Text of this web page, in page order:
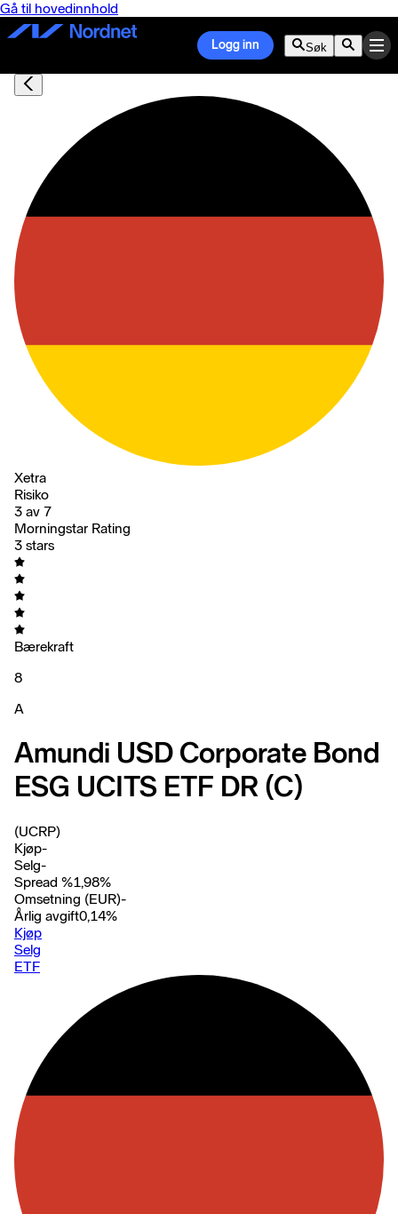
Gå til hovedinnhold
Logg inn Søk
Xetra
Risiko
3 av 7
Morningstar Rating
3 stars
Bærekraft
8
A
Amundi USD Corporate Bond
ESG UCITS ETF DR (C)
(UCRP)
Kjøp-
Selg-
Spread %1,98%
Omsetning (EUR)-
Årlig avgift0,14%
Kjøp
Selg
ETF